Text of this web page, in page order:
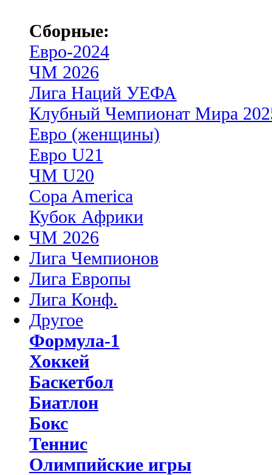
Сборные:
Евро-2024
ЧМ 2026
Лига Наций УЕФА
Клубный Чемпионат Мира
Евро (женщины)
Евро U21
ЧМ U20
Copa America
Кубок Африки
ЧМ 2026
Лига Чемпионов
Лига Европы
Лига Конф.
Другое
Формула-1
Хоккей
Баскетбол
Биатлон
Бокс
Теннис
Олимпийские игры